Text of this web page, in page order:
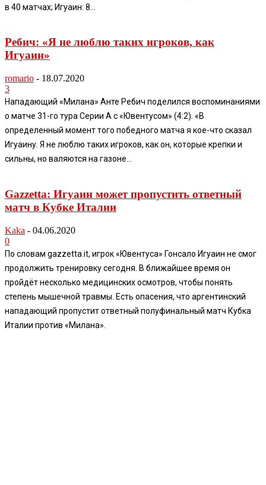
в 40 матчах; Игуаин: 8...
Ребич: «Я не люблю таких игроков, как
Игуаин»
romario - 18.07.2020
3
Нападающий «Милана» Анте Ребич поделился воспоминаниями
о матче 31-го тура Серии А с «Ювентусом» (4:2). «В
определенный момент того победного матча я кое-что сказал
Игуаину. Я не люблю таких игроков, как он, которые крепки и
сильны, но валяются на газоне...
Gazzetta: Игуаин может пропустить ответный
матч в Кубке Италии
Kaka - 04.06.2020
0
По словам gazzetta.it, игрок «Ювентуса» Гонсало Игуаин не смог
продолжить тренировку сегодня. В ближайшее время он
пройдёт несколько медицинских осмотров, чтобы понять
степень мышечной травмы. Есть опасения, что аргентинский
нападающий пропустит ответный полуфинальный матч Кубка
Италии против «Милана».